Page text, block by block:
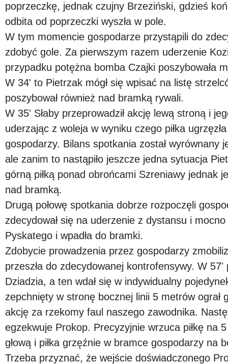
poprzeczkę, jednak czujny Brzeziński, gdzieś
odbita od poprzeczki wyszła w pole.
W tym momencie gospodarze przystąpili do
zdobyć gole. Za pierwszym razem uderzenie
przypadku potężna bomba Czajki poszybowała
W 34' to Pietrzak mógł się wpisać na listę
poszybował również nad bramką rywali.
W 35' Słaby przeprowadził akcję lewą stroną i
uderzając z woleja w wyniku czego piłka
gospodarzy. Bilans spotkania został wyrównany
ale zanim to nastąpiło jeszcze jedna sytuacja
górną piłką ponad obrońcami Szreniawy jednak
nad bramką.
Drugą połowę spotkania dobrze rozpoczęli
zdecydował się na uderzenie z dystansu i
Pyskatego i wpadła do bramki.
Zdobycie prowadzenia przez gospodarzy
przeszła do zdecydowanej kontrofensywy. W
Dziadzia, a ten wdał się w indywidualny
zepchnięty w stronę bocznej linii 5 metrów ograł
akcję za rzekomy faul naszego zawodnika.
egzekwuje Prokop. Precyzyjnie wrzuca piłkę na
głową i piłka grzęźnie w bramce gospodarzy na
Trzeba przyznać, że wejście doświadczonego